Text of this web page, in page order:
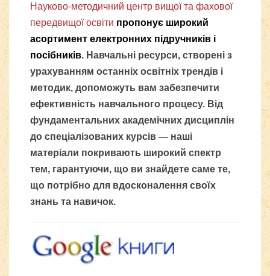
Науково-методичний центр вищої та фахової
передвищої освіти пропонує широкий
асортимент електронних підручників і
посібників. Навчальні ресурси, створені з
урахуванням останніх освітніх трендів і
методик, допоможуть вам забезпечити
ефективність навчального процесу. Від
фундаментальних академічних дисциплін
до спеціалізованих курсів — наші
матеріали покривають широкий спектр
тем, гарантуючи, що ви знайдете саме те,
що потрібно для вдосконалення своїх
знань та навичок.